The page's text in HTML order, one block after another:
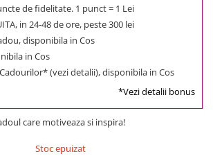
de fidelitate. 1 punct = 1 Lei
in 24-48 de ore, peste 300 lei
disponibila in Cos
in Cos
(vezi detalii), disponibila in Cos
*Vezi detalii bonus
care motiveaza si inspira!
Stoc epuizat